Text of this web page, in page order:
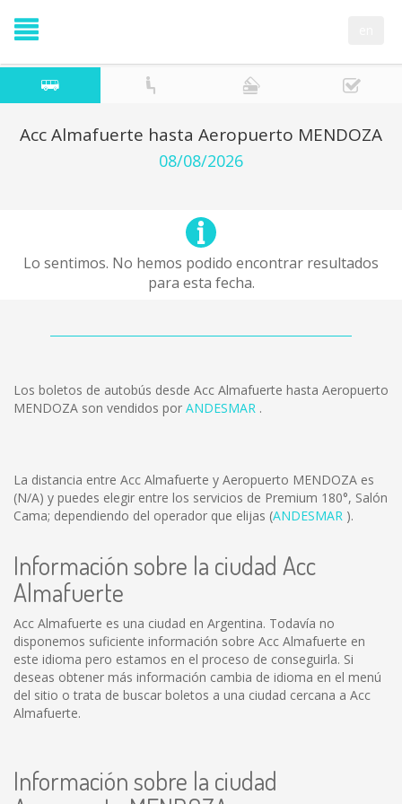
Acc Almafuerte hasta Aeropuerto MENDOZA
08/08/2026
Lo sentimos. No hemos podido encontrar resultados
para esta fecha.
Los boletos de autobús desde Acc Almafuerte hasta Aeropuerto
MENDOZA son vendidos por ANDESMAR .
La distancia entre Acc Almafuerte y Aeropuerto MENDOZA es
(N/A) y puedes elegir entre los servicios de Premium 180°, Salón
Cama; dependiendo del operador que elijas (ANDESMAR ).
Información sobre la ciudad Acc
Almafuerte
Acc Almafuerte es una ciudad en Argentina. Todavía no
disponemos suficiente información sobre Acc Almafuerte en
este idioma pero estamos en el proceso de conseguirla. Si
deseas obtener más información cambia de idioma en el menú
del sitio o trata de buscar boletos a una ciudad cercana a Acc
Almafuerte.
Información sobre la ciudad